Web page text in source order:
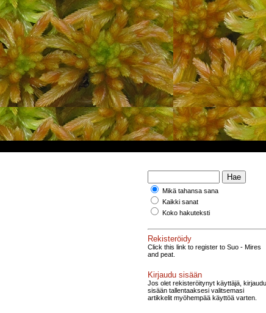
Mikä tahansa sana
Kaikki sanat
Koko hakuteksti
Rekisteröidy
Click this link to register to Suo - Mires
and peat.
Kirjaudu sisään
Jos olet rekisteröitynyt käyttäjä, kirjaudu
sisään tallentaaksesi valitsemasi
artikkelit myöhempää käyttöä varten.